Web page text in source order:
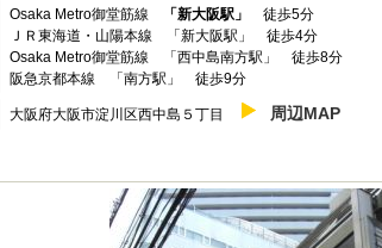
Osaka Metro御堂筋線 「新大阪駅」
徒歩5分
ＪＲ東海道・山陽本線 「新大阪駅」 徒歩4分
Osaka Metro御堂筋線 「西中島南方駅」 徒歩8分
阪急京都本線 「南方駅」 徒歩9分
大阪府大阪市淀川区西中島５丁目 周辺MAP